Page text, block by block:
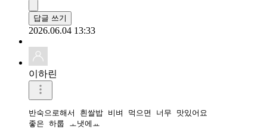
답글 쓰기
2026.06.04 13:33
이하린
반숙으로해서 흰쌀밥 비벼 먹으면 너무 맛있어요
좋은 하룹 ㅗ냇에ㅛ